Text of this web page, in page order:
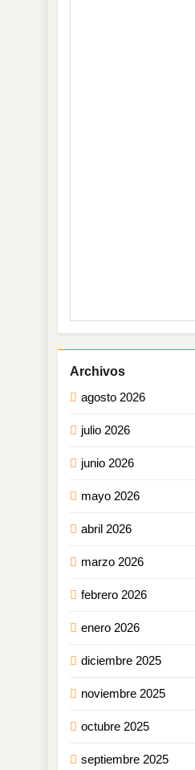
agosto 2026
julio 2026
junio 2026
mayo 2026
abril 2026
marzo 2026
febrero 2026
enero 2026
diciembre 2025
noviembre 2025
octubre 2025
septiembre 2025